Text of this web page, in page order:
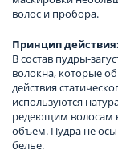
волос и пробора.
Принцип действия:
В состав пудры-
волокна, которые
действия
используются
редеющим волосам
объем. Пудра не
белье.